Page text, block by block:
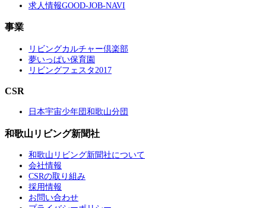
求人情報GOOD-JOB-NAVI
事業
リビングカルチャー倶楽部
夢いっぱい保育園
リビングフェスタ2017
CSR
日本宇宙少年団和歌山分団
和歌山リビング新聞社
和歌山リビング新聞社について
会社情報
CSRの取り組み
採用情報
お問い合わせ